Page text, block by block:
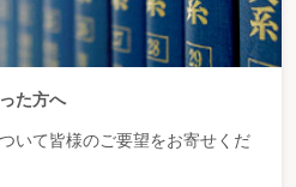
た方へ
いて皆様のご要望をお寄せくだ